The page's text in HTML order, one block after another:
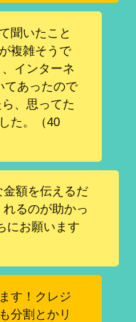
聞いたこと
複雑そうで
インターネ
てあったので
、思ってた
た。（40
額を伝えるだ
るのが助かっ
にお願います
す！クレジ
分割とかリ